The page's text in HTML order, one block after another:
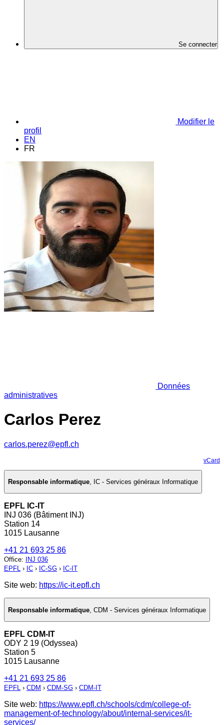
Se connecter
Modifier le
profil
EN
FR
Données
administratives
Carlos Perez
carlos.perez@epfl.ch
vCard
Responsable informatique, IC - Services généraux Informatique
EPFL IC-IT
INJ 036 (Bâtiment INJ)
Station 14
1015 Lausanne
+41 21 693 25 86
Office:
INJ 036
EPFL › IC › IC-SG › IC-IT
Site web: https://ic-it.epfl.ch
Responsable informatique CDM - Services généraux Informatique
EPFL CDM-IT
ODY 2 19 (Odyssea)
Station 5
1015 Lausanne
+41 21 693 25 86
EPFL › CDM › CDM-SG › CDM-IT
Site web: https://www.epfl.ch/schools/cdm/college-of-
management-of-technology/about/internal-services/it-
services/